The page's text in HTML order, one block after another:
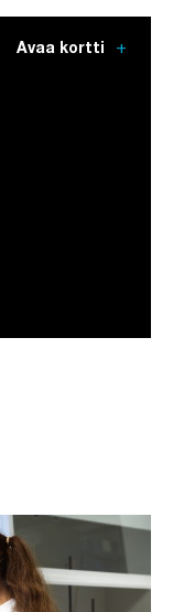
Avaa kortti add